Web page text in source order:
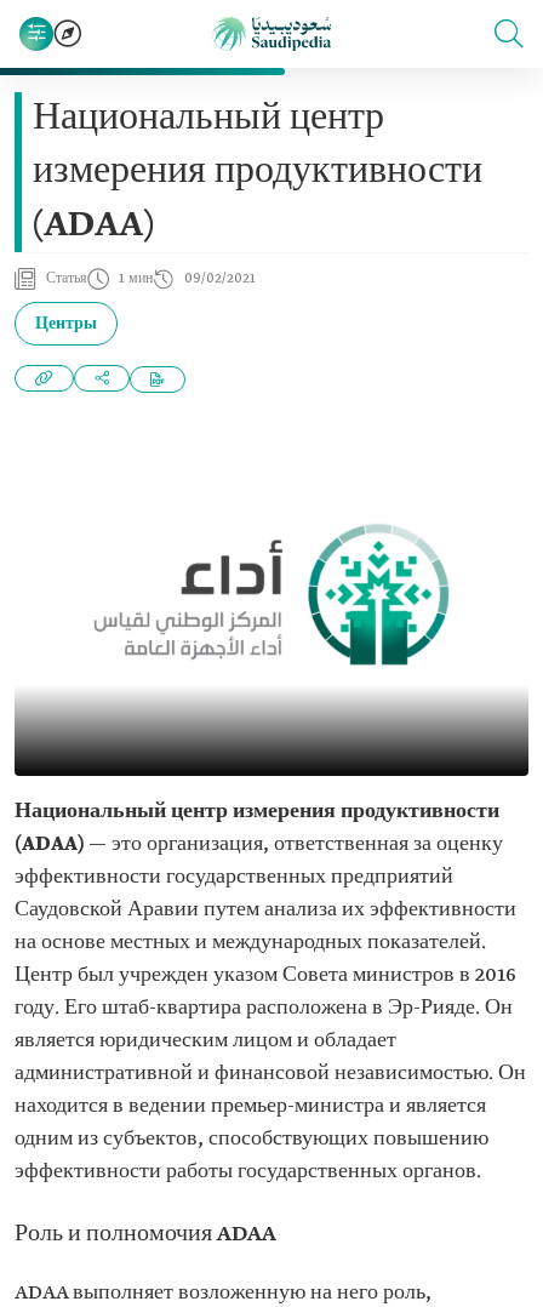
Национальный центр
измерения продуктивности
(ADAA)
Статья 1 мин 09/02/2021
Центры
Национальный центр измерения продуктивности
(ADAA) — это организация, ответственная за оценку
эффективности государственных предприятий
Саудовской Аравии путем анализа их эффективности
на основе местных и международных показателей.
Центр был учрежден указом Совета министров в 2016
году. Его штаб-квартира расположена в Эр-Рияде. Он
является юридическим лицом и обладает
административной и финансовой независимостью. Он
находится в ведении премьер-министра и является
одним из субъектов, способствующих повышению
эффективности работы государственных органов.
Роль и полномочия ADAA
ADAA выполняет возложенную на него роль,